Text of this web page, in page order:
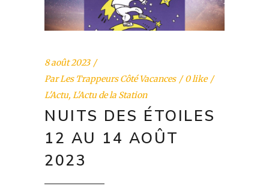
8 août 2023
ParLes Trappeurs Côté Vacances
0 like
L'Actu, L'Actu de la Station
NUITS DES ÉTOILES
12 AU 14 AOÛT
2023